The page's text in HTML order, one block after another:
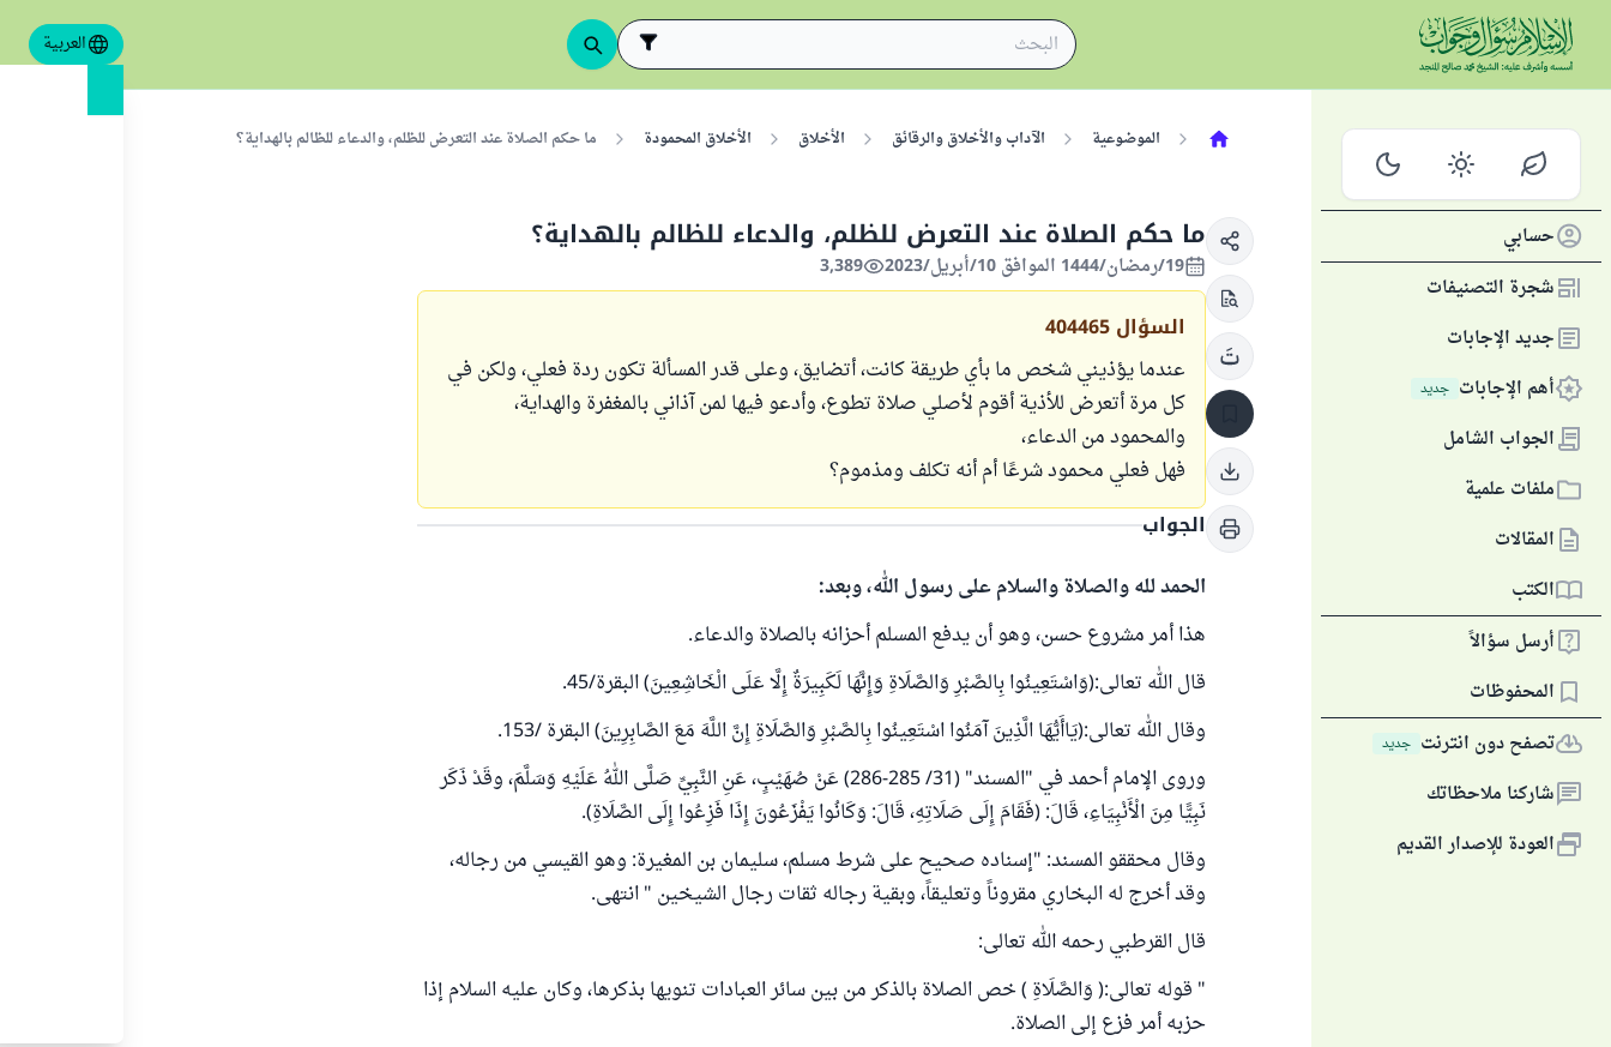
العربية
حسابي
شجرة التصنيفات
جديد الإجابات
أهم الإجابات جديد
الجواب الشامل
ملفات علمية
المقالات
الكتب
أرسل سؤالاً
المحفوظات
تصفح دون انترنت جديد
شاركنا ملاحظاتك
العودة للإصدار القديم
الموضوعية الآداب والأخلاق والرقائق الأخلاق الأخلاق المحمودة ما حكم الصلاة عند التعرض للظلم، والدعاء للظالم بالهداية؟
ما حكم الصلاة عند التعرض للظلم، والدعاء للظالم بالهداية؟
19/رمضان/1444 الموافق 10/أبريل/2023 3,389
السؤال 404465
عندما يؤذيني شخص ما بأي طريقة كانت، أتضايق، وعلى قدر المسألة تكون ردة فعلي، ولكن في
كل مرة أتعرض للأذية أقوم لأصلي صلاة تطوع، وأدعو فيها لمن آذاني بالمغفرة والهداية،
والمحمود من الدعاء،
فهل فعلي محمود شرعًا أم أنه تكلف ومذموم؟
الجواب
الحمد لله والصلاة والسلام على رسول الله، وبعد:
هذا أمر مشروع حسن، وهو أن يدفع المسلم أحزانه بالصلاة والدعاء.
قال الله تعالى:(وَاسْتَعِينُوا بِالصَّبْرِ وَالصَّلَاةِ وَإِنَّهَا لَكَبِيرَةٌ إِلَّا عَلَى الْخَاشِعِينَ) البقرة/45.
وقال الله تعالى:(يَاأَيُّهَا الَّذِينَ آمَنُوا اسْتَعِينُوا بِالصَّبْرِ وَالصَّلَاةِ إِنَّ اللَّهَ مَعَ الصَّابِرِينَ) البقرة /153.
وروى الإمام أحمد في "المسند" (31/ 285-286) عَنْ صُهَيْبٍ، عَنِ النَّبِيِّ صَلَّى اللهُ عَلَيْهِ وَسَلَّمَ، وقَدْ ذَكَر
نَبِيًّا مِنَ الْأَنْبِيَاءِ، قَالَ: (فَقَامَ إِلَى صَلَاتِهِ، قَالَ: وَكَانُوا يَفْزَعُونَ إِذَا فَزِعُوا إِلَى الصَّلَاةِ).
وقال محققو المسند: "إسناده صحيح على شرط مسلم، سليمان بن المغيرة: وهو القيسي من رجاله،
وقد أخرج له البخاري مقروناً وتعليقاً، وبقية رجاله ثقات رجال الشيخين " انتهى.
قال القرطبي رحمه الله تعالى:
" قوله تعالى:( وَالصَّلَاةِ ) خص الصلاة بالذكر من بين سائر العبادات تنويها بذكرها، وكان عليه السلام إذا
حزبه أمر فزع إلى الصلاة.